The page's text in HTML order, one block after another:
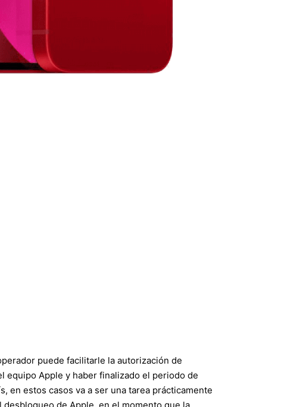
puede facilitarle la autorización de
equipo Apple y haber finalizado el periodo de
en estos casos va a ser una tarea prácticamente